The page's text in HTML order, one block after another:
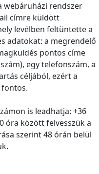
webáruházi rendszer
címre küldött
levélben feltüntette a
adatokat: a megrendelő
pontos címe
egy telefonszám, a
céljából, ezért a
is leadhatja: +36
óra között felvesszük a
szerint 48 órán belül